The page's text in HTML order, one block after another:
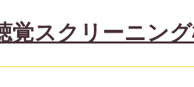
覚スクリーニン